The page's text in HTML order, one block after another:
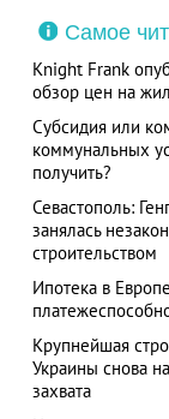
Самое
Knight Frank
обзор цен на
Субсидия или
коммунальных
получить?
Севастополь:
занялась
строительством
Ипотека в
Крупнейшая
Украины снова
захвата